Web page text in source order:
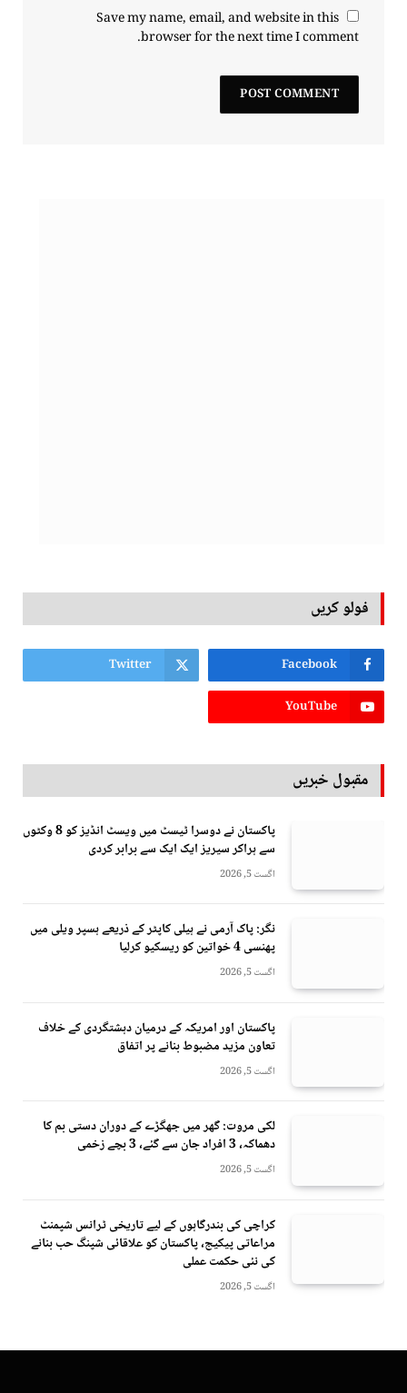
Save my name, email, and website in this
browser for the next time I comment.
فولو کریں
Facebook
Twitter
YouTube
مقبول خبریں
پاکستان نے دوسرا ٹیسٹ میں ویسٹ انڈیز کو 8 وکٹوں
سے ہراکر سیریز ایک ایک سے برابر کردی
اگست 5, 2026
نگر: پاک آرمی نے ہیلی کاپٹر کے ذریعے ہسپر ویلی میں
پھنسی 4 خواتین کو ریسکیو کرلیا
اگست 5, 2026
پاکستان اور امریکہ کے درمیان دہشتگردی کے خلاف
تعاون مزید مضبوط بنانے پر اتفاق
اگست 5, 2026
لکی مروت: گھر میں جھگڑے کے دوران دستی بم کا
دھماکہ، 3 افراد جان سے گئے، 3 بچے زخمی
اگست 5, 2026
کراچی کی بندرگاہوں کے لیے تاریخی ٹرانس شپمنٹ
مراعاتی پیکیج، پاکستان کو علاقائی شپنگ حب بنانے
کی نئی حکمت عملی
اگست 5, 2026